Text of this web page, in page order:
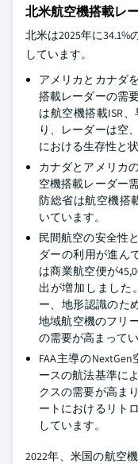
北米航空機搭載レ
北米は2025年に
しています。
アメリカとカナダ
搭載レーダーの需
は航空機搭載ISR
り、レーダーは空
における生存性と
カナダとアメリカ
空機搭載レーダー
防総省は航空機搭
いています。
民間航空の安全性
ダーの利用が進ん
は商業航空便が
出が増加しました
ー、地形認識のた
地域航空機のフリ
の需要が高まってい
FAA主導の
ースの航法基準に
クスの需要が高ま
ートにおけるリト
しています。
2022年、米国の航空